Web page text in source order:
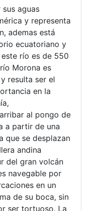
aguas
y representa
ademas está
ecuatoriano y
río es de 550
Morona es
resulta ser el
en la
al pongo de
a partir de una
que se desplazan
andina
del gran volcán
navegable por
en un
de su boca, sin
ser tortuoso. La